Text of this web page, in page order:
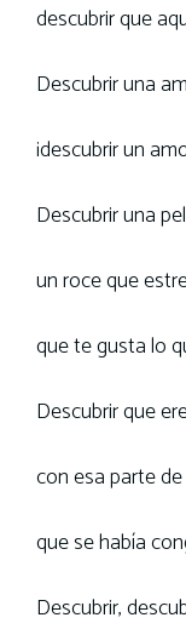
descubrir que
Descubrir una
¡descubrir un
Descubrir una
un roce que
que te gusta lo
Descubrir que
con esa parte
que se había
Descubrir,